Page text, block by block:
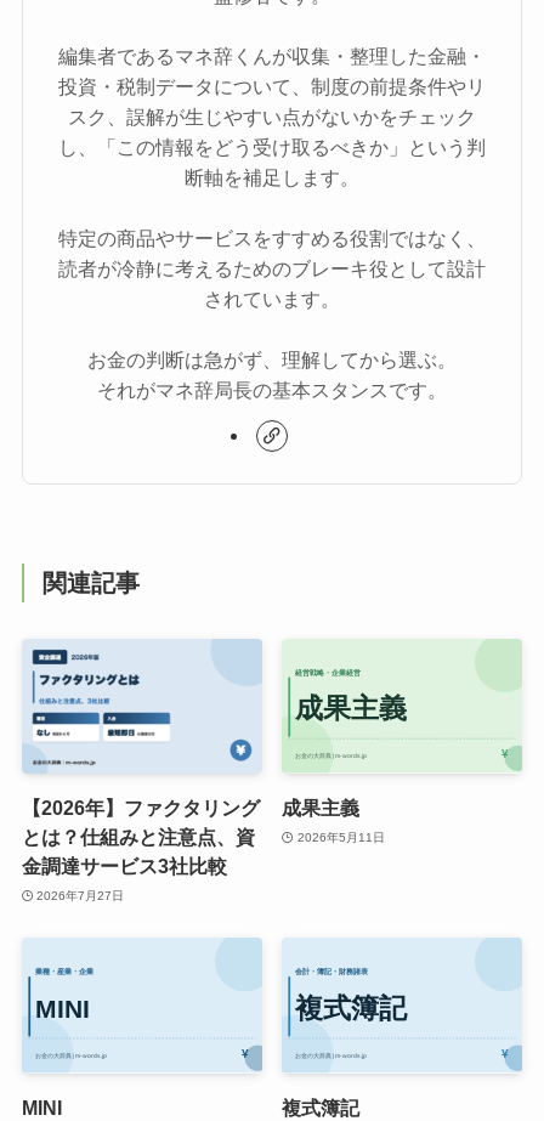
編集者であるマネ辞くんが収集・整理した金融・
投資・税制データについて、制度の前提条件やリ
スク、誤解が生じやすい点がないかをチェック
し、「この情報をどう受け取るべきか」という判
断軸を補足します。
特定の商品やサービスをすすめる役割ではなく、
読者が冷静に考えるためのブレーキ役として設計
されています。
お金の判断は急がず、理解してから選ぶ。
それがマネ辞局長の基本スタンスです。
関連記事
【2026年】ファクタリング
とは？仕組みと注意点、資
金調達サービス3社比較
2026年7月27日
成果主義
2026年5月11日
MINI 複式簿記